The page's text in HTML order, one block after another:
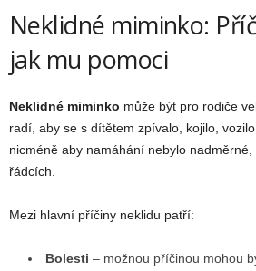
Neklidné miminko:
jak mu pomoci
Neklidné miminko může být pro rodiče
radí, aby se s dítětem zpívalo, kojilo,
nicméně aby namáhání nebylo
řádcích.
Mezi hlavní příčiny neklidu patří:
Bolesti – možnou příčinou mohou